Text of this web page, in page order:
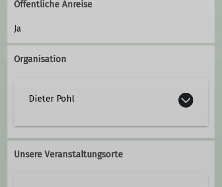
Öffentliche Anreise
Ja
Organisation
Dieter Pohl
Qualifikationen
Unsere Veranstaltungsorte